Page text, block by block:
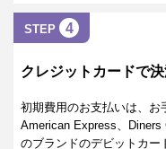
STEP 4
クレジットカードで
初期費用のお支払いは、お
American Express、Diners
のブランドのデビットカー